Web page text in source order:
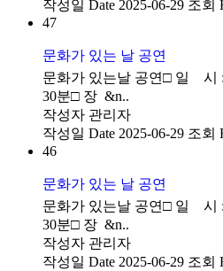
작성일 Date 2025-06-29 조회
47
문화가 있는 날 공연
문화가 있는날 공연□ 일 시 :
30분□ 장 &n..
작성자 관리자
작성일 Date 2025-06-29 조회
46
문화가 있는 날 공연
문화가 있는날 공연□ 일 시 :
30분□ 장 &n..
작성자 관리자
작성일 Date 2025-06-29 조회